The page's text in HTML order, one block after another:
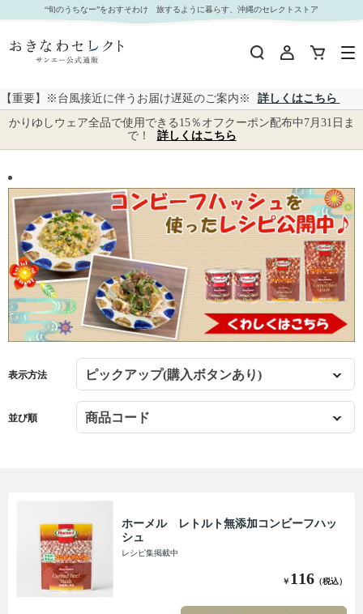
沖縄県民熱愛！コンビーフ特集｜おきなわセレクト サンエー公式通販
“旬のうちなー”をおすそわけ 旅するように暮らす、沖縄のセレクトストア
【重要】※台風接近に伴うお届け遅延のご案内※
詳しくはこちら
かりゆしウェア全品で使用できる15％オフクーポン配布中7月31日ま
で！
詳しくはこちら
表示方法
並び順
ホーメル レトルト無添加コンビーフハッ
シュ
レシピ集掲載中
￥ 116 （税込）